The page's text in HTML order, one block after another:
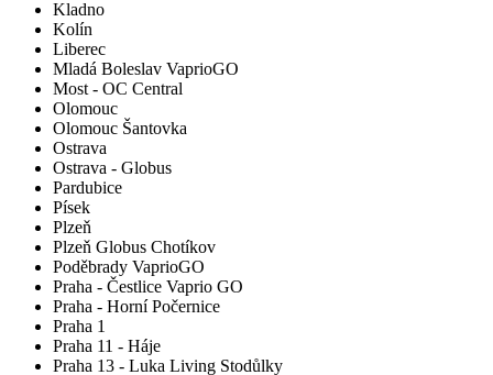
Kladno
Kolín
Liberec
Mladá Boleslav VaprioGO
Most - OC Central
Olomouc
Olomouc Šantovka
Ostrava
Ostrava - Globus
Pardubice
Písek
Plzeň
Plzeň Globus Chotíkov
Poděbrady VaprioGO
Praha - Čestlice Vaprio GO
Praha - Horní Počernice
Praha 1
Praha 11 - Háje
Praha 13 - Luka Living Stodůlky